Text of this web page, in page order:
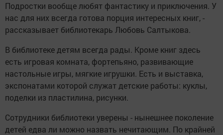
Подростки вообще любят фантастику и приключения. У
нас для них всегда готова порция интересных книг, -
рассказывает библиотекарь Любовь Салтыкова.
В библиотеке детям всегда рады. Кроме книг здесь
есть игровая комната, фортепьяно, развивающие
настольные игры, мягкие игрушки. Есть и выставка,
экспонатами которой служат детские работы: куклы,
поделки из пластилина, рисунки.
Сотрудники библиотеки уверены - нынешнее поколение
детей едва ли можно назвать нечитающим. По крайней